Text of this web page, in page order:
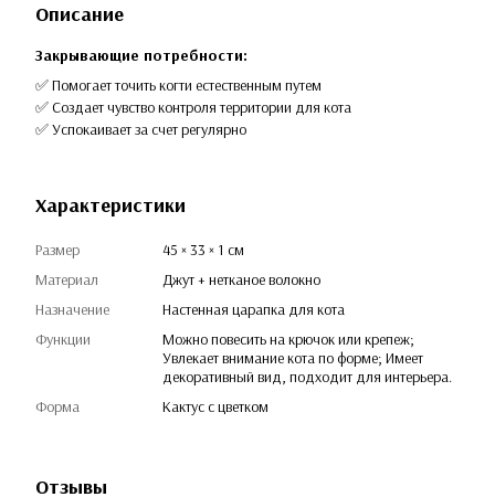
Описание
Закрывающие потребности:
✅ Помогает точить когти естественным путем
✅ Создает чувство контроля территории для кота
✅ Успокаивает за счет регулярно
Характеристики
Размер
45 × 33 × 1 см
Материал
Джут + нетканое волокно
Назначение
Настенная царапка для кота
Функции
Можно повесить на крючок или крепеж;
Увлекает внимание кота по форме; Имеет
декоративный вид, подходит для интерьера.
Форма
Кактус с цветком
Отзывы